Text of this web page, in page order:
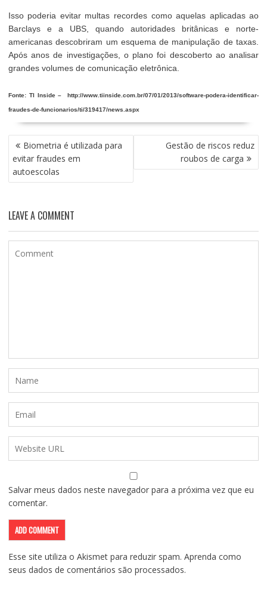
Isso poderia evitar multas recordes como aquelas aplicadas ao
Barclays e a UBS, quando autoridades britânicas e norte-
americanas descobriram um esquema de manipulação de taxas.
Após anos de investigações, o plano foi descoberto ao analisar
grandes volumes de comunicação eletrônica.
Fonte: TI Inside –http://www.tiinside.com.br/07/01/2013/software-podera-identificar-
fraudes-de-funcionarios/ti/319417/news.aspx
NAVEGAÇÃO
DE
POST
Biometria é utilizada para
evitar fraudes em
autoescolas
Gestão de riscos reduz
roubos de carga
LEAVE A COMMENT
Salvar meus dados neste navegador para a próxima vez que eu
comentar.
Esse site utiliza o Akismet para reduzir spam. Aprenda como
seus dados de comentários são processados.